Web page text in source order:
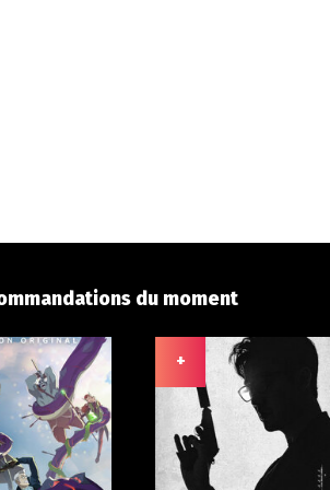
du moment
+